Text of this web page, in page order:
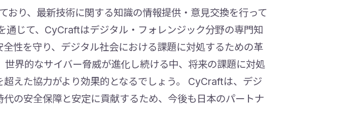
り、最新技術に関する知識の情報提供・意見交換を行って
通じて、CyCraftはデジタル・フォレンジック分野の専門知
性を守り、デジタル社会における課題に対処するための革
界的なサイバー脅威が進化し続ける中、将来の課題に対処
えた協力がより効果的となるでしょう。 CyCraftは、デジ
の安全保障と安定に貢献するため、今後も日本のパートナ